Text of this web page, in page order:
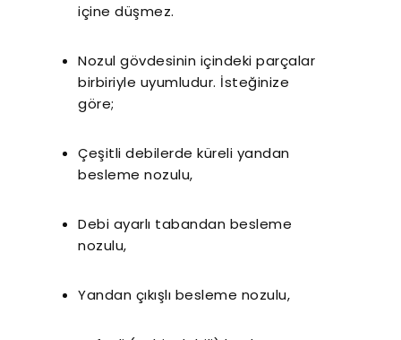
içine düşmez.
Nozul gövdesinin içindeki parçalar
birbiriyle uyumludur. İsteğinize
göre;
Çeşitli debilerde küreli yandan
besleme nozulu,
Debi ayarlı tabandan besleme
nozulu,
Yandan çıkışlı besleme nozulu,